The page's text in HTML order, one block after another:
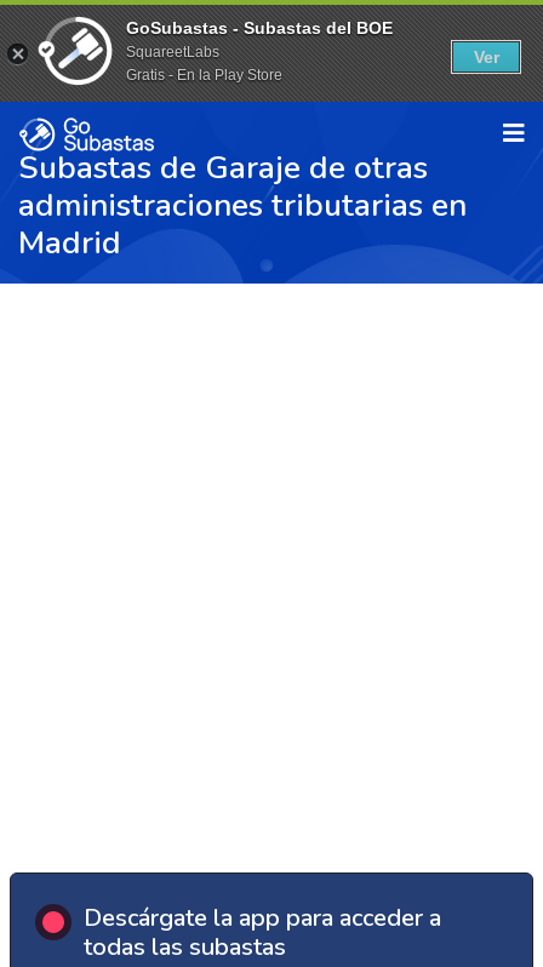
Subastas de Garaje de otras
administraciones tributarias en
Madrid
Descárgate la app para acceder a
todas las subastas
GoSubastas - Subastas del BOE
SquareetLabs
Gratis - En la Play Store
Ver